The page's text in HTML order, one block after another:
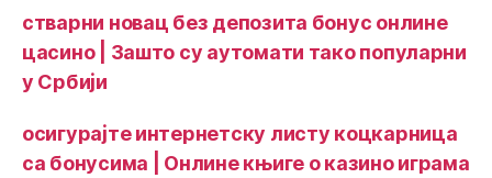
стварни новац без депозита бонус онлине
цасино | Зашто су аутомати тако популарни
у Србији
осигурајте интернетску листу коцкарница
са бонусима | Онлине књиге о казино играма